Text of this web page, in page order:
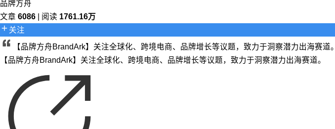
品牌方舟
文章 6086 | 阅读 1761.16万
关注
【品牌方舟BrandArk】关注全球化、跨境电商、品牌增长等议题，致力于洞察潜力出海赛道。
【品牌方舟BrandArk】关注全球化、跨境电商、品牌增长等议题，致力于洞察潜力出海赛道。